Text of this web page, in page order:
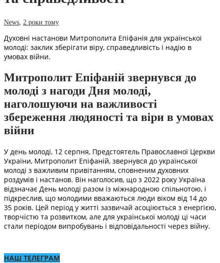
News 2 роки тому
Духовні настанови Митрополита Епіфанія для української
молоді: заклик зберігати віру, справедливість і надію в
умовах війни.
Митрополит Епіфаній звернувся до
молоді з нагоди Дня молоді,
наголошуючи на важливості
збереження людяності та віри в умовах
війни
У день молоді, 12 серпня, Предстоятель Православної Церкви
України, Митрополит Епіфаній, звернувся до української
молоді з важливим привітанням, сповненим духовних
роздумів і настанов. Він наголосив, що з 2022 року Україна
відзначає День молоді разом із міжнародною спільнотою, і
підкреслив, що молодими вважаються люди віком від 14 до
35 років. Цей період у житті зазвичай асоціюється з енергією,
творчістю та розвитком, але для української молоді ці часи
стали періодом випробувань і відповідальності через війну.
НАШ ТЕЛЕГРАМ